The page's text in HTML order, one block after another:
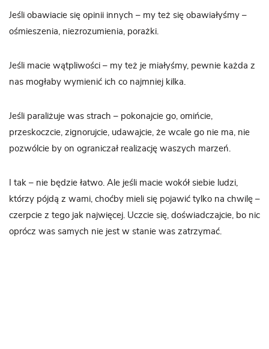
Jeśli obawiacie się opinii innych – my też się obawiałyśmy –
ośmieszenia, niezrozumienia, porażki.
Jeśli macie wątpliwości – my też je miałyśmy, pewnie każda z
nas mogłaby wymienić ich co najmniej kilka.
Jeśli paraliżuje was strach – pokonajcie go, omińcie,
przeskoczcie, zignorujcie, udawajcie, że wcale go nie ma, nie
pozwólcie by on ograniczał realizację waszych marzeń.
I tak – nie będzie łatwo. Ale jeśli macie wokół siebie ludzi,
którzy pójdą z wami, choćby mieli się pojawić tylko na chwilę –
czerpcie z tego jak najwięcej. Uczcie się, doświadczajcie, bo nic
oprócz was samych nie jest w stanie was zatrzymać.